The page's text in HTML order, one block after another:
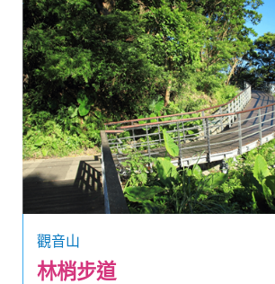
觀音山
林梢步道